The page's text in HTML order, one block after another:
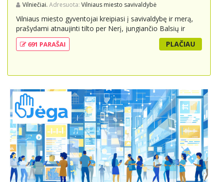
Vilniečiai. Adresuota: Vilniaus miesto savivaldybė
Vilniaus miesto gyventojai kreipiasi į savivaldybę ir merą,
prašydami atnaujinti tilto per Nerį, jungiančio Balsių ir
Valakampių kryptis, projektą ir įtraukti jį į miesto
strateginius susisiekimo planus. Šis tiltas ne tik padėtų
suteikdamas daugiau susisiekimo galimybių tiek
dviratininkams. Gyventojai ragina atlikti techninę,
ekonominę ir transporto analizę, organizuoti viešas
konsultacijas ir integruoti projektą į ilgalaikius miesto
planus, siekiant užtikrinti transporto sistemos patikimumą
ir prisitaikymą prie sparčiai augančio miesto poreikių.
691 PARAŠAI PLAČIAU